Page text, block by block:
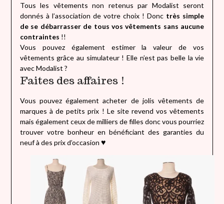
Tous les vêtements non retenus par Modalist seront
donnés à l’association de votre choix ! Donc très simple
de se débarrasser de tous vos vêtements sans aucune
contraintes !!
Vous pouvez également estimer la valeur de vos
vêtements grâce au simulateur ! Elle n’est pas belle la vie
avec Modalist ?
Faites des affaires !
Vous pouvez également acheter de jolis vêtements de
marques à de petits prix ! Le site revend vos vêtements
mais également ceux de milliers de filles donc vous pourriez
trouver votre bonheur en bénéficiant des garanties du
neuf à des prix d’occasion ♥